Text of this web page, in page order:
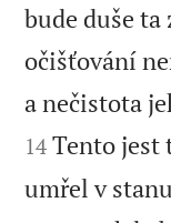
bude duše ta
očišťování
a nečistota
14 Tento jest
umřel v